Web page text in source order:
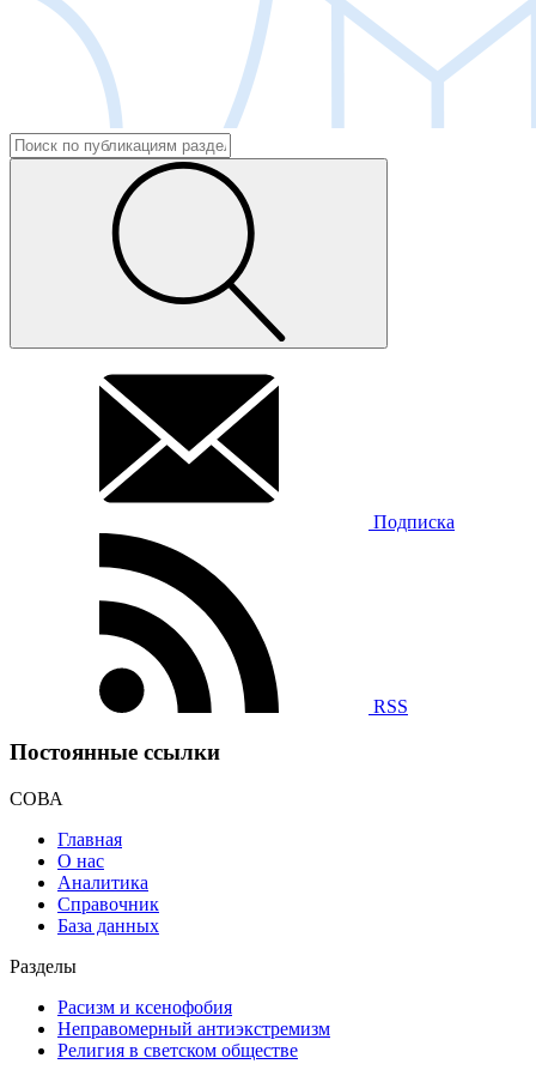
Подписка
RSS
Постоянные ссылки
СОВА
Главная
О нас
Аналитика
Справочник
База данных
Разделы
Расизм и ксенофобия
Неправомерный антиэкстремизм
Религия в светском обществе